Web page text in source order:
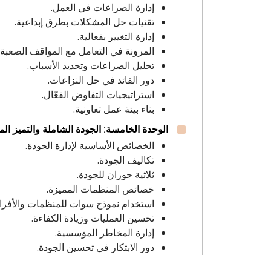
إدارة الصراعات في العمل.
تقنيات حل المشكلات بطرق إبداعية.
إدارة التغيير بفعالية.
المرونة في التعامل مع المواقف
تحليل الصراعات وتحديد الأسباب.
دور القائد في حل النزاعات.
استراتيجيات التفاوض الفعّال.
بناء بيئة عمل تعاونية.
الوحدة الخامسة: الجودة الشاملة والتميز
الخصائص الأساسية لإدارة الجودة.
تكاليف الجودة.
ثلاثية جوران للجودة.
خصائص المنظمات المميزة.
استخدام نموذج سوات للمنظمات
تحسين العمليات وزيادة الكفاءة.
إدارة المخاطر المؤسسية.
دور الابتكار في تحسين الجودة.